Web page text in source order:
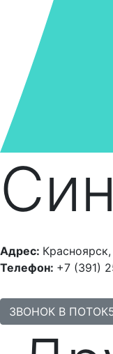
Адрес:
Телефон: +7 (391)
ЗВОНОК В